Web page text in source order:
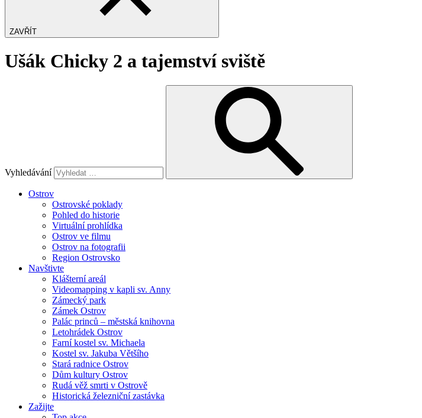
ZAVŘÍT
Ušák Chicky 2 a tajemství sviště
Vyhledávání
Ostrov
Ostrovské poklady
Pohled do historie
Virtuální prohlídka
Ostrov ve filmu
Ostrov na fotografii
Region Ostrovsko
Navštivte
Klášterní areál
Videomapping v kapli sv. Anny
Zámecký park
Zámek Ostrov
Palác princů – městská knihovna
Letohrádek Ostrov
Farní kostel sv. Michaela
Kostel sv. Jakuba Většího
Stará radnice Ostrov
Dům kultury Ostrov
Rudá věž smrti v Ostrově
Historická železniční zastávka
Zažijte